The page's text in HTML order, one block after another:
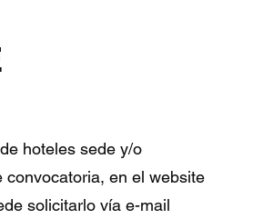
hoteles sede y/o
convocatoria, en el website
solicitarlo vía e-mail